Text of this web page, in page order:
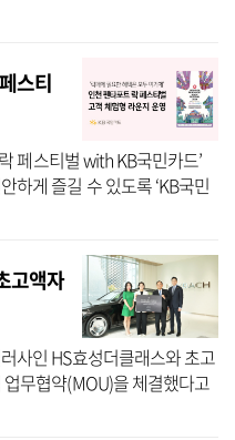
며, 금리 인상 영향까지 더
스티
페스티벌 with KB국민카드’
하게 즐길 수 있도록 ‘KB국민
. KB국민카드에 따르면 올해
고액자
사인 HS효성더클래스와 초고
무협약(MOU)을 체결했다고
약은 금융과 프리미엄 모빌